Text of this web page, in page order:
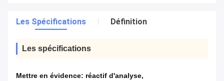
Les Spécifications Définition
Les spécifications
Mettre en évidence: réactif d'analyse,